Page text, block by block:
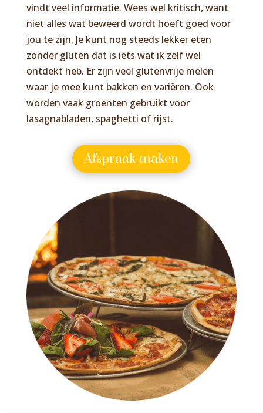
vindt veel informatie. Wees wel kritisch, want
niet alles wat beweerd wordt hoeft goed voor
jou te zijn. Je kunt nog steeds lekker eten
zonder gluten dat is iets wat ik zelf wel
ontdekt heb. Er zijn veel glutenvrije melen
waar je mee kunt bakken en variëren. Ook
worden vaak groenten gebruikt voor
lasagnabladen, spaghetti of rijst.
Afspraak maken